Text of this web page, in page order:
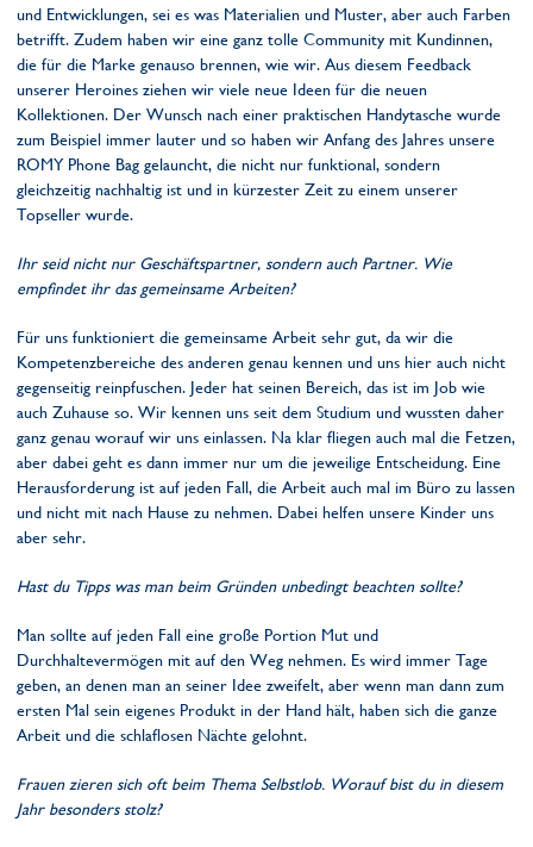
und Entwicklungen, sei es was Materialien und Muster, aber auch Farben
betrifft. Zudem haben wir eine ganz tolle Community mit Kundinnen,
die für die Marke genauso brennen, wie wir. Aus diesem Feedback
unserer Heroines ziehen wir viele neue Ideen für die neuen
Kollektionen. Der Wunsch nach einer praktischen Handytasche wurde
zum Beispiel immer lauter und so haben wir Anfang des Jahres unsere
ROMY Phone Bag gelauncht, die nicht nur funktional, sondern
gleichzeitig nachhaltig ist und in kürzester Zeit zu einem unserer
Topseller wurde.
Ihr seid nicht nur Geschäftspartner, sondern auch Partner. Wie
empfindet ihr das gemeinsame Arbeiten?
Für uns funktioniert die gemeinsame Arbeit sehr gut, da wir die
Kompetenzbereiche des anderen genau kennen und uns hier auch nicht
gegenseitig reinpfuschen. Jeder hat seinen Bereich, das ist im Job wie
auch Zuhause so. Wir kennen uns seit dem Studium und wussten daher
ganz genau worauf wir uns einlassen. Na klar fliegen auch mal die Fetzen,
aber dabei geht es dann immer nur um die jeweilige Entscheidung. Eine
Herausforderung ist auf jeden Fall, die Arbeit auch mal im Büro zu lassen
und nicht mit nach Hause zu nehmen. Dabei helfen unsere Kinder uns
aber sehr.
Hast du Tipps was man beim Gründen unbedingt beachten sollte?
Man sollte auf jeden Fall eine große Portion Mut und
Durchhaltevermögen mit auf den Weg nehmen. Es wird immer Tage
geben, an denen man an seiner Idee zweifelt, aber wenn man dann zum
ersten Mal sein eigenes Produkt in der Hand hält, haben sich die ganze
Arbeit und die schlaflosen Nächte gelohnt.
Frauen zieren sich oft beim Thema Selbstlob. Worauf bist du in diesem
Jahr besonders stolz?